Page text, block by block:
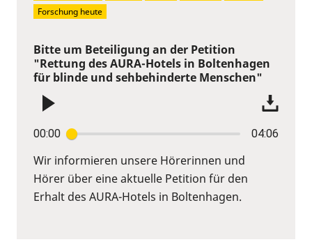
Bitte um Beteiligung an der Petition
"Rettung des AURA-Hotels in Boltenhagen
für blinde und sehbehinderte Menschen"
00:00 04:06
Wir informieren unsere Hörerinnen und
Hörer über eine aktuelle Petition für den
Erhalt des AURA-Hotels in Boltenhagen.
Forschung heute